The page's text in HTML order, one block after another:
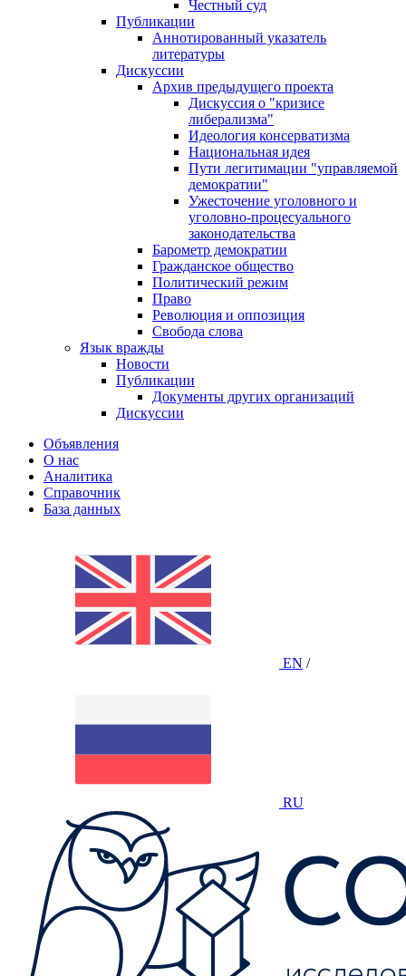
Честный суд
Публикации
Аннотированный указатель
литературы
Дискуссии
Архив предыдущего проекта
Дискуссия о "кризисе
либерализма"
Идеология консерватизма
Национальная идея
Пути легитимации "управляемой
демократии"
Ужесточение уголовного и
уголовно-процесуального
законодательства
Барометр демократии
Гражданское общество
Политический режим
Право
Революция и оппозиция
Свобода слова
Язык вражды
Новости
Публикации
Документы других организаций
Дискуссии
Объявления
О нас
Аналитика
Справочник
База данных
EN /
RU